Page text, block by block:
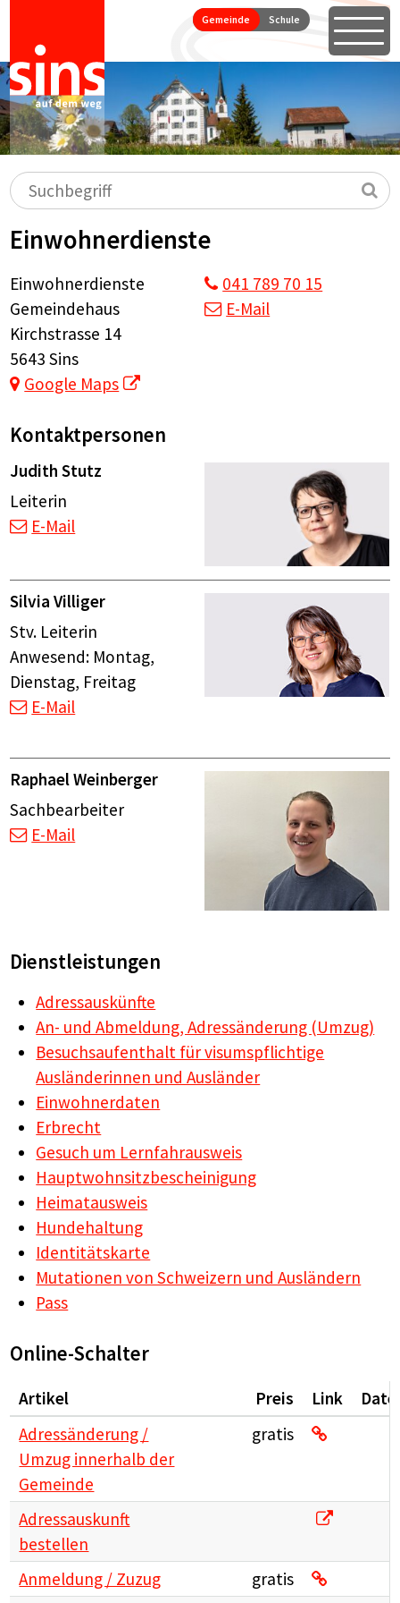
Direkt zum Inhalt springen
Hauptnavigation
Gemeinde Schule
Suchbegriff
Einwohnerdienste
Adresse
Einwohnerdienste
Gemeindehaus
Kirchstrasse 14
5643 Sins
Google Maps
041 789 70 15
E-Mail
Kontaktpersonen
Judith Stutz
Leiterin
E-Mail
Silvia Villiger
Stv. Leiterin
Anwesend: Montag,
Dienstag, Freitag
E-Mail
Raphael Weinberger
Sachbearbeiter
E-Mail
Dienstleistungen
Adressauskünfte
An- und Abmeldung, Adressänderung (Umzug)
Besuchsaufenthalt für visumspflichtige
Ausländerinnen und Ausländer
Einwohnerdaten
Erbrecht
Gesuch um Lernfahrausweis
Hauptwohnsitzbescheinigung
Heimatausweis
Hundehaltung
Identitätskarte
Mutationen von Schweizern und Ausländern
Pass
Online-Schalter
Artikel Preis Link
Adressänderung /
Umzug innerhalb der
Gemeinde
gratis
Adressauskunft
bestellen
Anmeldung / Zuzug gratis
Anmeldung